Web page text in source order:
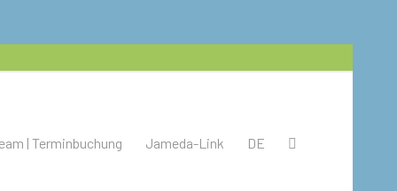
| Terminbuchung Jameda-Link DE